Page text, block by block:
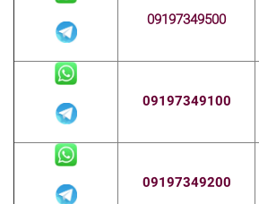
09197349500
09197349100
09197349200